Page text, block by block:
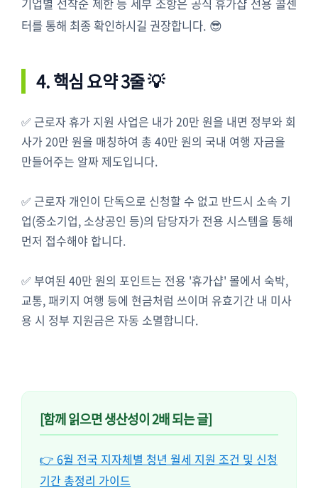
기업별 선착순 제한 등 세부 조항은 공식 휴가샵 전용 콜센
터를 통해 최종 확인하시길 권장합니다. 😎
4. 핵심 요약 3줄 💡
✅ 근로자 휴가 지원 사업은 내가 20만 원을 내면 정부와 회
사가 20만 원을 매칭하여 총 40만 원의 국내 여행 자금을
만들어주는 알짜 제도입니다.
✅ 근로자 개인이 단독으로 신청할 수 없고 반드시 소속 기
업(중소기업, 소상공인 등)의 담당자가 전용 시스템을 통해
먼저 접수해야 합니다.
✅ 부여된 40만 원의 포인트는 전용 '휴가샵' 몰에서 숙박,
교통, 패키지 여행 등에 현금처럼 쓰이며 유효기간 내 미사
용 시 정부 지원금은 자동 소멸합니다.
[함께 읽으면 생산성이 2배 되는 글]
👉 6월 전국 지자체별 청년 월세 지원 조건 및 신청
기간 총정리 가이드